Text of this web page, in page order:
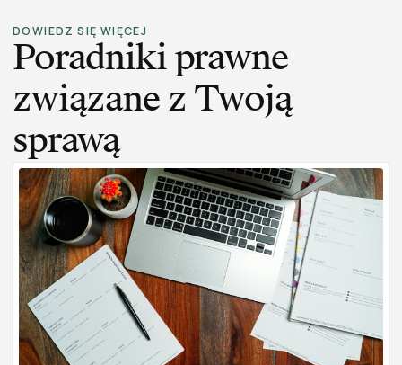
DOWIEDZ SIĘ WIĘCEJ
Poradniki prawne
związane z Twoją
sprawą